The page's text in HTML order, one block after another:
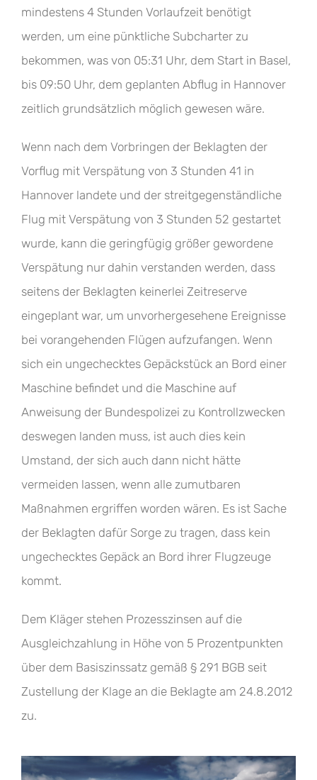
mindestens 4 Stunden Vorlaufzeit benötigt
werden, um eine pünktliche Subcharter zu
bekommen, was von 05:31 Uhr, dem Start in Basel,
bis 09:50 Uhr, dem geplanten Abflug in Hannover
zeitlich grundsätzlich möglich gewesen wäre.
Wenn nach dem Vorbringen der Beklagten der
Vorflug mit Verspätung von 3 Stunden 41 in
Hannover landete und der streitgegenständliche
Flug mit Verspätung von 3 Stunden 52 gestartet
wurde, kann die geringfügig größer gewordene
Verspätung nur dahin verstanden werden, dass
seitens der Beklagten keinerlei Zeitreserve
eingeplant war, um unvorhergesehene Ereignisse
bei vorangehenden Flügen aufzufangen. Wenn
sich ein ungechecktes Gepäckstück an Bord einer
Maschine befindet und die Maschine auf
Anweisung der Bundespolizei zu Kontrollzwecken
deswegen landen muss, ist auch dies kein
Umstand, der sich auch dann nicht hätte
vermeiden lassen, wenn alle zumutbaren
Maßnahmen ergriffen worden wären. Es ist Sache
der Beklagten dafür Sorge zu tragen, dass kein
ungechecktes Gepäck an Bord ihrer Flugzeuge
kommt.
Dem Kläger stehen Prozesszinsen auf die
Ausgleichzahlung in Höhe von 5 Prozentpunkten
über dem Basiszinssatz gemäß § 291 BGB seit
Zustellung der Klage an die Beklagte am 24.8.2012
zu.